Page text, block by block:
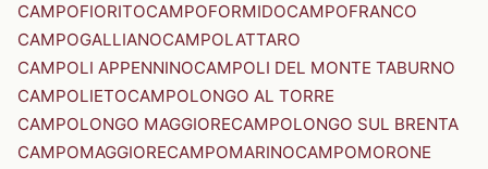
CAMPOFIORITOCAMPOFORMIDOCAMPOFRANCO
CAMPOGALLIANOCAMPOLATTARO
CAMPOLI APPENNINOCAMPOLI DEL MONTE TABURNO
CAMPOLIETOCAMPOLONGO AL TORRE
CAMPOLONGO MAGGIORECAMPOLONGO SUL BRENTA
CAMPOMAGGIORECAMPOMARINOCAMPOMORONE